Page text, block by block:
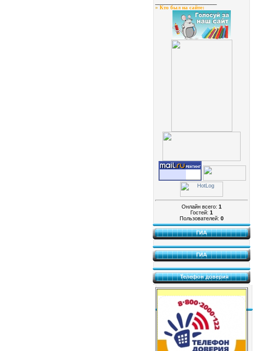
» Кто был на сайте:
Онлайн всего: 1
Гостей: 1
Пользователей: 0
ГИА
ГИА
Телефон доверия